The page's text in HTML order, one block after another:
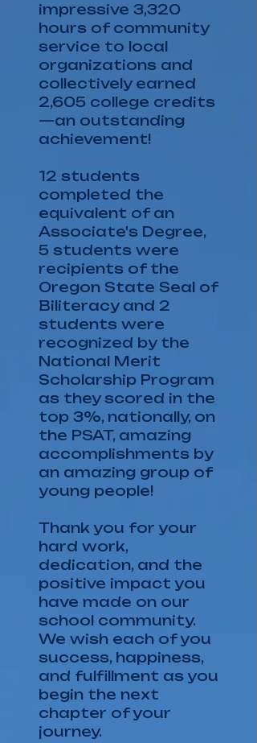
impressive 3,320
hours of community
service to local
organizations and
collectively earned
2,605 college credits
—an outstanding
achievement!
​12 students
completed the
equivalent of an
Associate's Degree,
5 students were
recipients of the
Oregon State Seal of
Biliteracy and 2
students were
recognized by the
National Merit
Scholarship Program
as they scored in the
top 3%, nationally, on
the PSAT, amazing
accomplishments by
an amazing group of
young people!
Thank you for your
hard work,
dedication, and the
positive impact you
have made on our
school community.
We wish each of you
success, happiness,
and fulfillment as you
begin the next
chapter of your
journey.